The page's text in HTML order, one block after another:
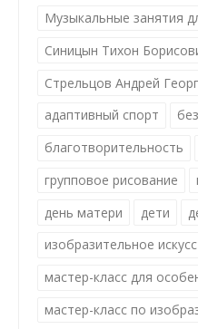
Музыкальные занятия
Синицын Тихон
Стрельцов Андрей
адаптивный спорт
благотворительность
групповое рисование
день матери
дети
изобразительное
мастер-класс для
мастер-класс по